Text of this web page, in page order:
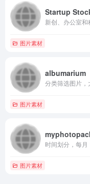
Startup
新创、办公室
图片素材
albumarium
分类筛选图片，
图片素材
时间划分，每
图片素材